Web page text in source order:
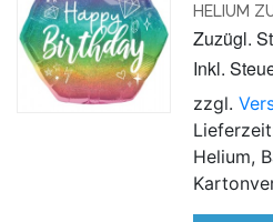
HELIUM
Zuzügl.
Inkl.
zzgl.
Helium,